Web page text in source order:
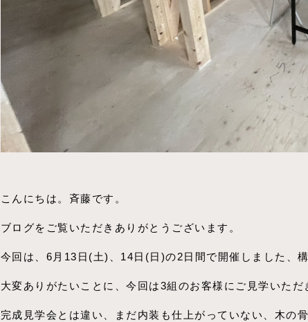
こんにちは。斉藤です。
ブログをご覧いただきありがとうございます。
今回は、6月13日(土)、14日(日)の2日間で開催しました、
大変ありがたいことに、今回は3組のお客様にご見学いただ
完成見学会とは違い、まだ内装も仕上がっていない、木の